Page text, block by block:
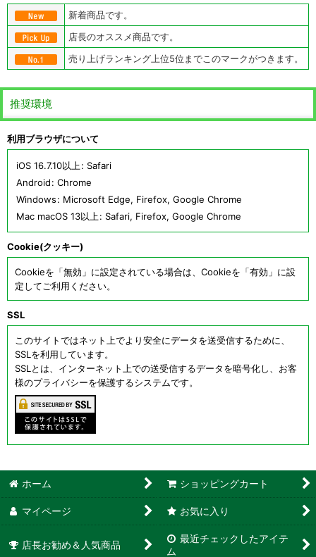
新着商品です。
店長のオススメ商品です。
売り上げランキング上位5位までこのマークがつきます。
推奨環境
利用ブラウザについて
iOS 16.7.10以上: Safari
Android: Chrome
Windows: Microsoft Edge, Firefox, Google Chrome
Mac macOS 13以上: Safari, Firefox, Google Chrome
Cookie(クッキー)
Cookieを「無効」に設定されている場合は、Cookieを「有効」に設
定してご利用ください。
SSL
このサイトではネット上でより安全にデータを送受信するために、
SSLを利用しています。
SSLとは、インターネット上での送受信するデータを暗号化し、お客
様のプライバシーを保護するシステムです。
ホーム ショッピングカート
マイページ お気に入り
店長お勧め＆人気商品
最近チェックしたアイテ
ム